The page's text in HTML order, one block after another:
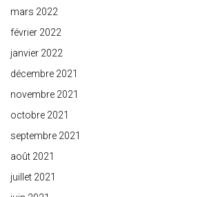
mars 2022
février 2022
janvier 2022
décembre 2021
novembre 2021
octobre 2021
septembre 2021
août 2021
juillet 2021